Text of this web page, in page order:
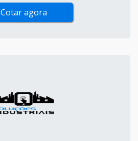
Cotar agora